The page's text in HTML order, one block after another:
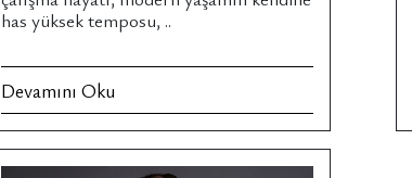
has yüksek temposu, ..
Devamını Oku